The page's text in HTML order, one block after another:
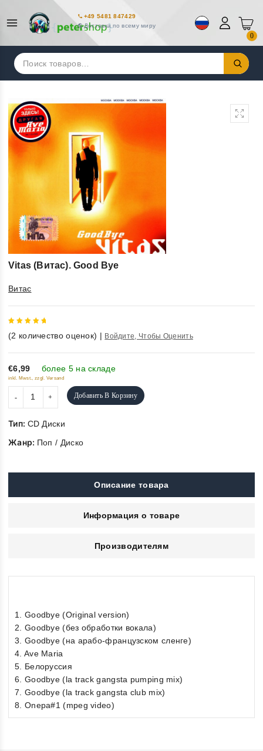
+49 5481 847429
Доставка по всему миру
0
Искать:
Vitas (Витас). Good Bye
Витас
5
(2 количество оценок) | Войдите, Чтобы Оценить
€6,99 более 5 на складе
inkl. Mwst., zzgl. Versand
Добавить В Корзину
Тип: CD Диски
Жанр: Поп / Диско
Описание товара
Информация о товаре
Производителям
1. Goodbye (Original version)
2. Goodbye (без обработки вокала)
3. Goodbye (на арабо-французском сленге)
4. Ave Maria
5. Белоруссия
6. Goodbye (la track gangsta pumping mix)
7. Goodbye (la track gangsta club mix)
8. Onepa#1 (mpeg video)